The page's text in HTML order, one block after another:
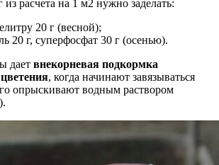
расчета на 1 м2 нужно заделать:
20 г (весной);
20 г, суперфосфат 30 г (осенью).
дает внекорневая подкормка
, когда начинают завязываться
опрыскивают водным раствором